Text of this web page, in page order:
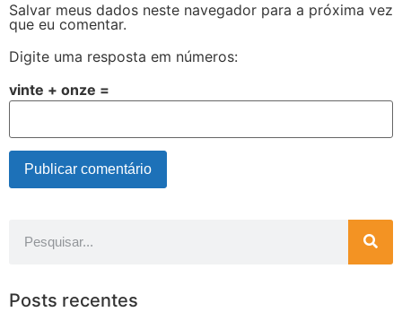
Salvar meus dados neste navegador para a próxima vez
que eu comentar.
Digite uma resposta em números:
vinte + onze =
Posts recentes